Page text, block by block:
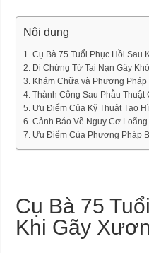
Nội dung
Cụ Bà 75 Tuổi Phục Hồi Sau
Di Chứng Từ Tai Nạn Gây
Khám Chữa và Phương
Thành Công Sau Phẫu Thuật
Ưu Điểm Của Kỹ Thuật Tạo
Cảnh Báo Về Nguy Cơ
Ưu Điểm Của Phương Pháp
Cụ Bà 75
Khi Gãy